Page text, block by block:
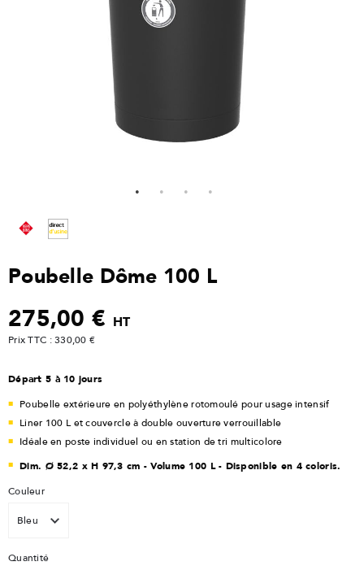
Poubelle Dôme 100 L
275,00 € HT
Prix TTC : 330,00 €
Départ 5 à 10 jours
Poubelle extérieure en polyéthylène rotomoulé pour usage intensif
Liner 100 L et couvercle à double ouverture verrouillable
Idéale en poste individuel ou en station de tri multicolore
Dim. Ø 52,2 x H 97,3 cm - Volume 100 L - Disponible en 4 coloris.
Couleur
Quantité